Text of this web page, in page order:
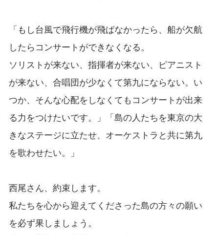
「もし台風で飛行機が飛ばなかったら、船が欠航
したらコンサートができなくなる。
ソリストが来ない、指揮者が来ない、ピアニスト
が来ない、合唱団が少なくて第九にならない。い
つか、そんな心配をしなくてもコンサートが出来
る力をつけたいです。」「島の人たちを東京の大
きなステージに立たせ、オーケストラと共に第九
を歌わせたい。」
西尾さん、約束します。
私たちを心から迎えてくださった島の方々の願い
を必ず果しましょう。